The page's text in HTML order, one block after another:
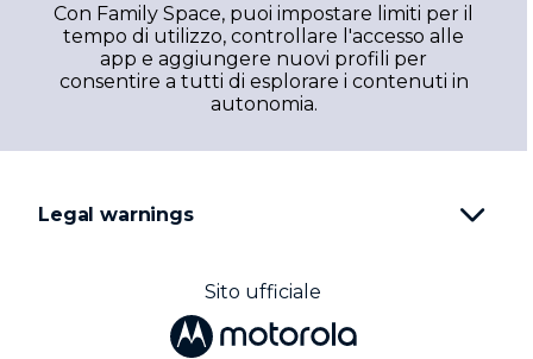
Con Family Space, puoi impostare limiti per il
tempo di utilizzo, controllare l'accesso alle
app e aggiungere nuovi profili per
consentire a tutti di esplorare i contenuti in
autonomia.
Legal warnings
Sito ufficiale